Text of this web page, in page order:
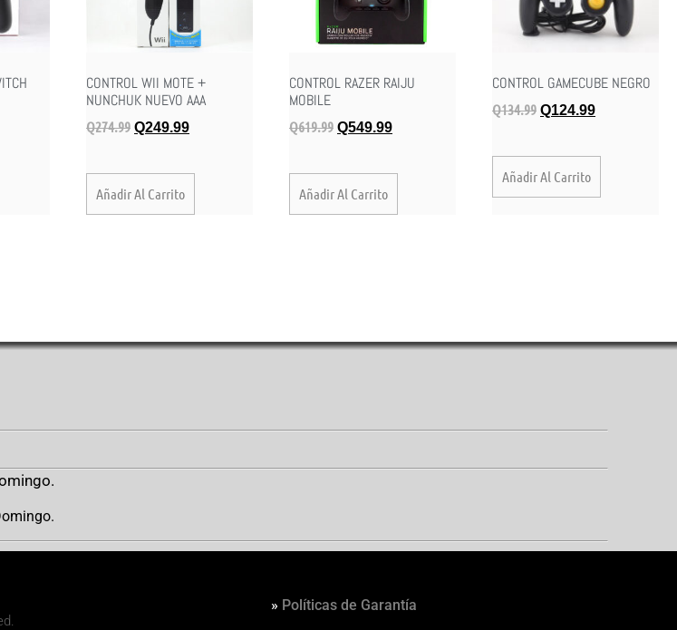
CONTROL WII MOTE +
NUNCHUK NUEVO AAA
Q274.99 Q249.99
Añadir Al Carrito
CONTROL RAZER RAIJU
MOBILE
Q619.99 Q549.99
Añadir Al Carrito
CONTROL GAMECUBE NEGRO
Q134.99 Q124.99
Añadir Al Carrito
» Políticas de Garantía